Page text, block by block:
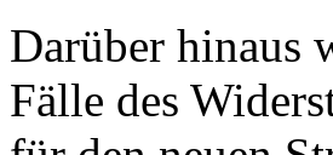
Darüber hinaus
Fälle des